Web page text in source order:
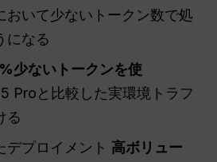
おいて少ないトークン数で処
になる
少ないトークンを使
Proと比較した実環境トラフ
る
デプロイメント 高ボリュー